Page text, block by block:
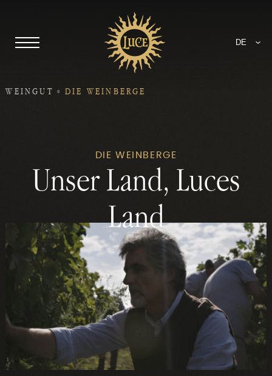
DE
WEINGUT DIE WEINBERGE
DIE WEINBERGE
Unser Land, Luces
Land